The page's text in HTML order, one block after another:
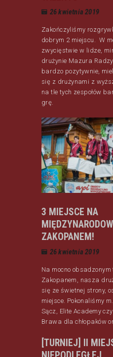
26 kwietnia 2019
Zakończyliśmy
dobrym 2 miejscu. W
zwycięstwie w lidze,
drużynie Mazura
bardzo pozytywnie,
się z drużynami z
na tle tych zespołów
grę.
3 MIEJSCE NA
ZAKOPANEM!
26 kwietnia 2019
Na mocno
Zakopanem, nasza
się ze świetnej strony,
miejsce. Pokonaliśmy
Sącz, Elite Academy
Brawa dla chłopaków
[TURNIEJ] II